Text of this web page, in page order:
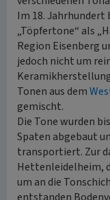
Im 18.
„Töpfertone“ als
Region Eisenberg
jedoch nicht um
Tonen aus dem
gemischt.
Die Tone wurden
Spaten abgebaut
transportiert. Zur
Hettenleidelheim,
um an die